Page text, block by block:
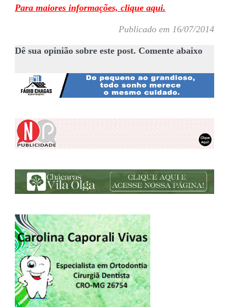
Para maiores informações, clique aqui.
Publicado em 16/07/2014
Dê sua opinião sobre este post. Comente abaixo